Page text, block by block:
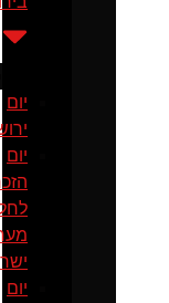
יום
יום
יום